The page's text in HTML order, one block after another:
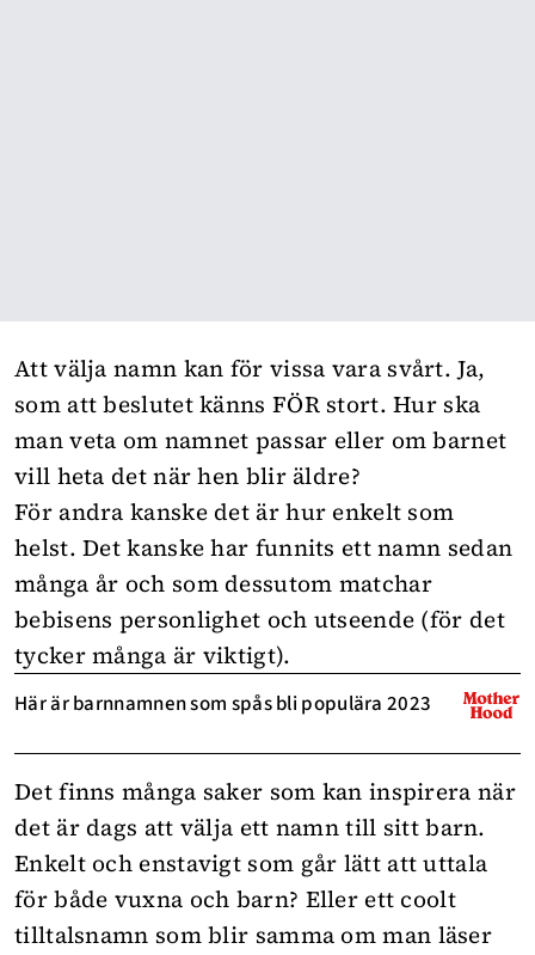
Attvälja namn kan för vissa vara svårt. Ja,
som att beslutet känns FÖR stort. Hur ska
man veta om namnet passar eller om barnet
vill heta det när hen blir äldre?
För andra kanske det är hur enkelt som
helst. Det kanske har funnits ett namn sedan
många år och som dessutom matchar
bebisens personlighet och utseende (för det
tycker många är viktigt).
Här är barnnamnen som spås bli populära 2023
Det finns många saker som kan inspirera när
det är dags att välja ett namn till sitt barn.
Enkelt och enstavigt som går lätt att uttala
för både vuxna och barn? Eller ett coolt
tilltalsnamn som blir samma om man läser